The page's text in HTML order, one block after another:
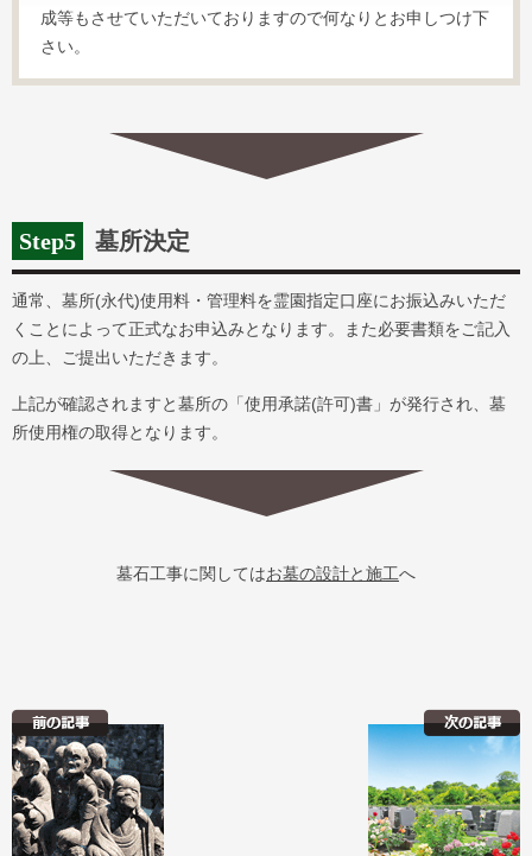
成等もさせていただいておりますので何なりとお申しつけ下
さい。
Step5 墓所決定
通常、墓所(永代)使用料・管理料を霊園指定口座にお振込みいただ
くことによって正式なお申込みとなります。また必要書類をご記入
の上、ご提出いただきます。
上記が確認されますと墓所の「使用承諾(許可)書」が発行され、墓
所使用権の取得となります。
墓石工事に関してはお墓の設計と施工へ